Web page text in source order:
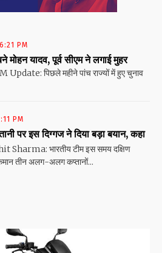
PM
यादव, पूर्व सीएम ने लगाई मुहर
पिछले महीने पांच राज्यों में हुए चुनाव
PM
पर इस दिग्गज ने दिया बड़ा बयान, कहा
Sharma: भारतीय टीम इस समय दक्षिण
तीन अलग-अलग कप्तानों...